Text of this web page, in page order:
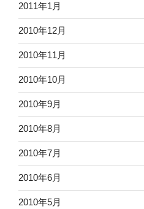
2011年1月
2010年12月
2010年11月
2010年10月
2010年9月
2010年8月
2010年7月
2010年6月
2010年5月